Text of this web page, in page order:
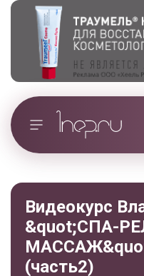
Видеокурс
&quot;СПА-
(часть2)